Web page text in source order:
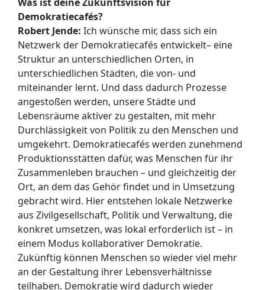
Demokratiecafés?
Robert Jende: Ich wünsche mir, dass sich ein
Netzwerk der Demokratiecafés entwickelt– eine
Struktur an unterschiedlichen Orten, in
unterschiedlichen Städten, die von- und
miteinander lernt. Und dass dadurch Prozesse
angestoßen werden, unsere Städte und
Lebensräume aktiver zu gestalten, mit mehr
Durchlässigkeit von Politik zu den Menschen und
umgekehrt. Demokratiecafés werden zunehmend
Produktionsstätten dafür, was Menschen für ihr
Zusammenleben brauchen – und gleichzeitig der
Ort, an dem das Gehör findet und in Umsetzung
gebracht wird. Hier entstehen lokale Netzwerke
aus Zivilgesellschaft, Politik und Verwaltung, die
konkret umsetzen, was lokal erforderlich ist – in
einem Modus kollaborativer Demokratie.
Zukünftig können Menschen so wieder viel mehr
an der Gestaltung ihrer Lebensverhältnisse
teilhaben. Demokratie wird dadurch wieder